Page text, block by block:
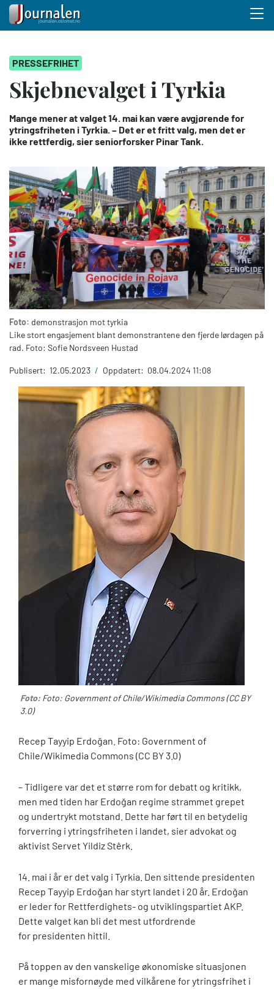
hovedinnhold
PRESSEFRIHET
Skjebnevalget i Tyrkia
Mange mener at valget 14. mai kan være avgjørende for
ytringsfriheten i Tyrkia. – Det er et fritt valg, men det er
ikke rettferdig, sier seniorforsker Pinar Tank.
Foto: demonstrasjon mot tyrkia
Like stort engasjement blant demonstrantene den fjerde lørdagen på
rad. Foto: Sofie Nordsveen Hustad
Publisert: 12.05.2023 / Oppdatert: 08.04.2024 11:08
Foto: Foto: Government of Chile/Wikimedia Commons (CC BY
3.0)
Recep Tayyip Erdoğan. Foto: Government of
Chile/Wikimedia Commons (CC BY 3.0)
– Tidligere var det et større rom for debatt og kritikk,
men med tiden har Erdoğan regime strammet grepet
og undertrykt motstand. Dette har ført til en betydelig
forverring i ytringsfriheten i landet, sier advokat og
aktivist Servet Yildiz Stêrk.
14. mai i år er det valg i Tyrkia. Den sittende presidenten
Recep Tayyip Erdoğan har styrt landet i 20 år. Erdoğan
er leder for Rettferdighets- og utviklingspartiet AKP.
Dette valget kan bli det mest utfordrende
for presidenten hittil.
På toppen av den vanskelige økonomiske situasjonen
er mange misfornøyde med vilkårene for ytringsfrihet i